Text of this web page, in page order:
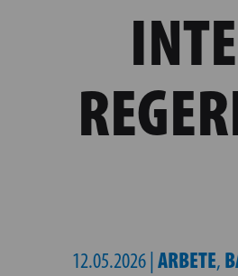
12.05.2026 | ARBETE,